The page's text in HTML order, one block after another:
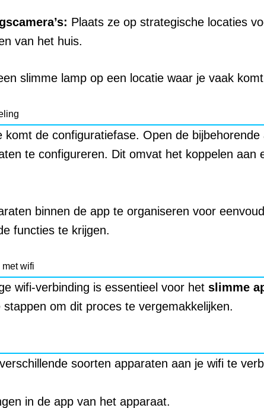
Plaats ze op strategische locaties
van het huis.
slimme lamp op een locatie waar je vaak
komt de configuratiefase. Open de
te configureren. Dit omvat het koppelen aan
binnen de app te organiseren voor
functies te krijgen.
wifi
wifi-verbinding is essentieel voor het slimme
om dit proces te vergemakkelijken.
soorten apparaten aan je wifi te
in de app van het apparaat.